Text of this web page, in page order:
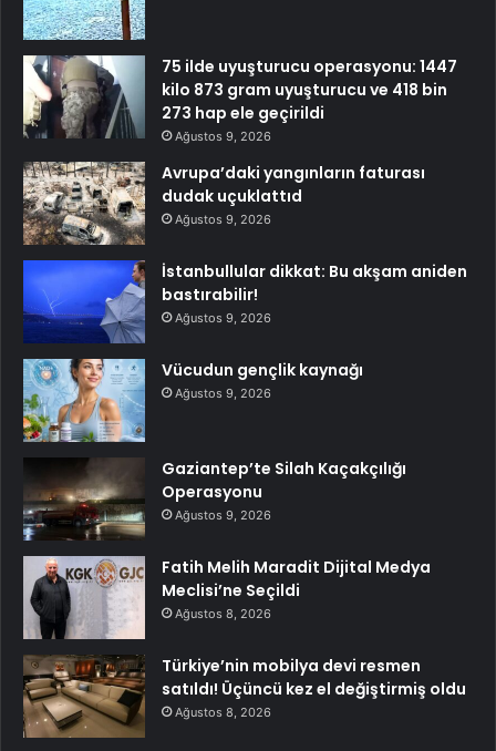
75 ilde uyuşturucu operasyonu: 1447
kilo 873 gram uyuşturucu ve 418 bin
273 hap ele geçirildi
Ağustos 9, 2026
Avrupa’daki yangınların faturası
dudak uçuklattıd
Ağustos 9, 2026
İstanbullular dikkat: Bu akşam aniden
bastırabilir!
Ağustos 9, 2026
Vücudun gençlik kaynağı
Ağustos 9, 2026
Gaziantep’te Silah Kaçakçılığı
Operasyonu
Ağustos 9, 2026
Fatih Melih Maradit Dijital Medya
Meclisi’ne Seçildi
Ağustos 8, 2026
Türkiye’nin mobilya devi resmen
satıldı! Üçüncü kez el değiştirmiş oldu
Ağustos 8, 2026